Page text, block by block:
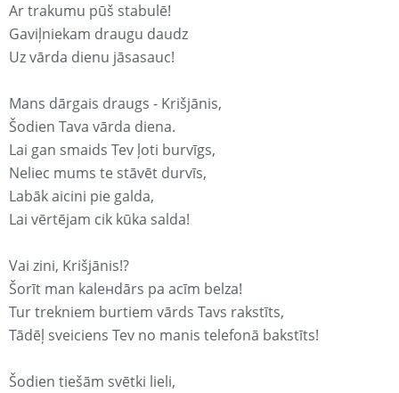
Ar trakumu pūš stabulē!
Gaviļniekam draugu daudz
Uz vārda dienu jāsasauc!
Mans dārgais draugs - Krišjānis,
Šodien Tava vārda diena.
Lai gan smaids Tev ļoti burvīgs,
Neliec mums te stāvēt durvīs,
Labāk aicini pie galda,
Lai vērtējam cik kūka salda!
Vai zini, Krišjānis!?
Šorīt man kaleнdārs pa acīm belza!
Tur trekniem burtiem vārds Tavs rakstīts,
Tādēļ sveiciens Tev no manis telefonā bakstīts!
Šodien tiešām svētki lieli,